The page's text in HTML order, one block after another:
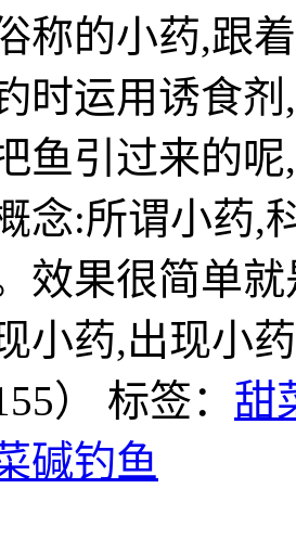
称的小药,跟
时运用诱食
鱼引过来的
念:所谓小药,
效果很简单
小药,出现小
） 标签： 甜
碱钓鱼